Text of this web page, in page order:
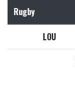
Rugby
LOU